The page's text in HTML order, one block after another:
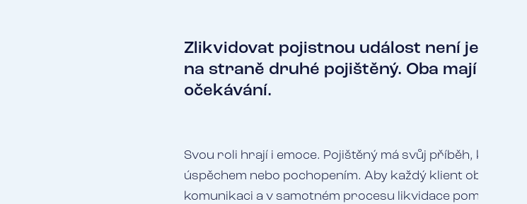
Zlikvidovat pojistnou událost není jen tak,
na straně druhé pojištěný. Oba mají svou
očekávání.
Svou roli hrají i emoce. Pojištěný má svůj příběh, který
úspěchem nebo pochopením. Aby každý klient obdržel
komunikaci a v samotném procesu likvidace pomoci